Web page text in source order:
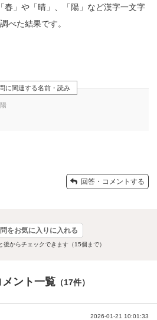
春」や「晴」、「陽」など漢字一文字
べた結果です。
に関連する名前・読み
回答・コメントする
をお気に入りに入れる
後からチェックできます（15個まで）
メント一覧 （17件）
2026-01-21 10:01:33